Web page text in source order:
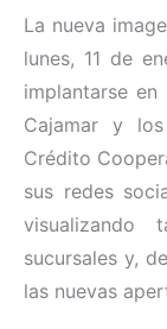
La nueva
lunes, 11 de
implantarse
Cajamar y
Crédito
sus redes
sucursales y,
las nuevas